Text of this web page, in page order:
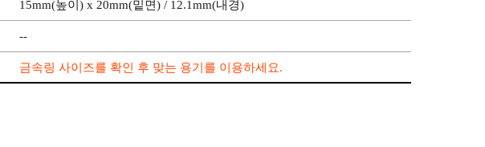
15mm(높이) x 20mm(밑면) / 12.1mm(내경)
--
금속링 사이즈를 확인 후 맞는 용기를 이용하세요.